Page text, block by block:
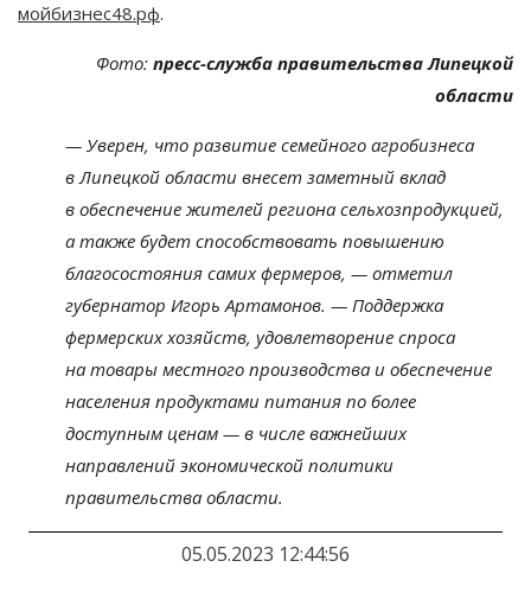
мойбизнес48.рф.
Фото: пресс-служба правительства Липецкой
области
— Уверен, что развитие семейного агробизнеса
в Липецкой области внесет заметный вклад
в обеспечение жителей региона сельхозпродукцией,
а также будет способствовать повышению
благосостояния самих фермеров, — отметил
губернатор Игорь Артамонов. — Поддержка
фермерских хозяйств, удовлетворение спроса
на товары местного производства и обеспечение
населения продуктами питания по более
доступным ценам — в числе важнейших
направлений экономической политики
правительства области.
05.05.2023 12:44:56